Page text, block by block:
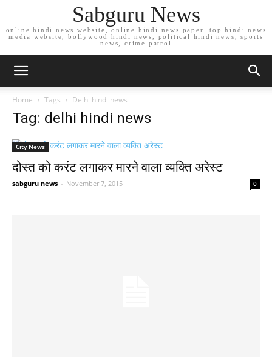
Sabguru News
online hindi news website, online hindi news paper, top hindi news
media website, bollywood hindi news, political hindi news, sports
news, crime patrol
Home Tags Delhi hindi news
Tag: delhi hindi news
City News
दोस्त को करंट लगाकर मारने वाला व्यक्ति अरेस्ट
sabguru news - November 7, 2015 0